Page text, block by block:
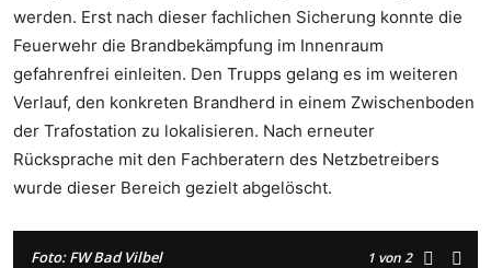
werden. Erst nach dieser fachlichen Sicherung konnte die
Feuerwehr die Brandbekämpfung im Innenraum
gefahrenfrei einleiten. Den Trupps gelang es im weiteren
Verlauf, den konkreten Brandherd in einem Zwischenboden
der Trafostation zu lokalisieren. Nach erneuter
Rücksprache mit den Fachberatern des Netzbetreibers
wurde dieser Bereich gezielt abgelöscht.
Foto: FW Bad Vilbel 1 von 2